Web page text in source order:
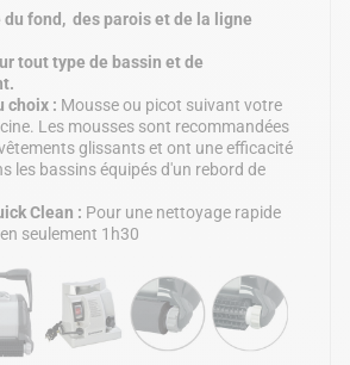
du fond, des parois et de la ligne
tout type de bassin et de
choix : Mousse ou picot suivant votre
Les mousses sont recommandées
glissants et ont une efficacité
les bassins équipés d'un rebord de
Clean : Pour une nettoyage rapide
seulement 1h30